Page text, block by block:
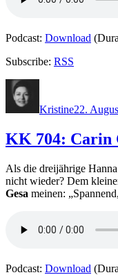
Podcast: Download
Subscribe: RSS
Kristine22.
KK 704: Carin
Als die dreijährige
nicht wieder? Dem
Gesa meinen:
Podcast: Download